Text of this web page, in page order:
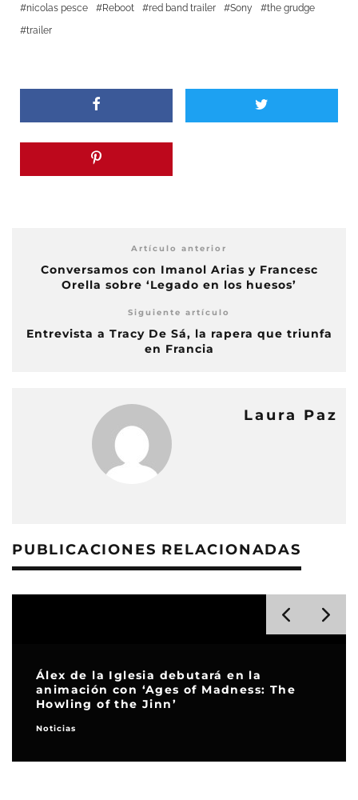
nicolas pesce
Reboot red band trailer Sony
the grudge
trailer
Artículo anterior
Conversamos con Imanol Arias y Francesc
Orella sobre ‘Legado en los huesos’
Siguiente artículo
Entrevista a Tracy De Sá, la rapera que triunfa
en Francia
Laura Paz
PUBLICACIONES RELACIONADAS
Álex de la Iglesia debutará en la
animación con ‘Ages of Madness: The
Howling of the Jinn’
Noticias